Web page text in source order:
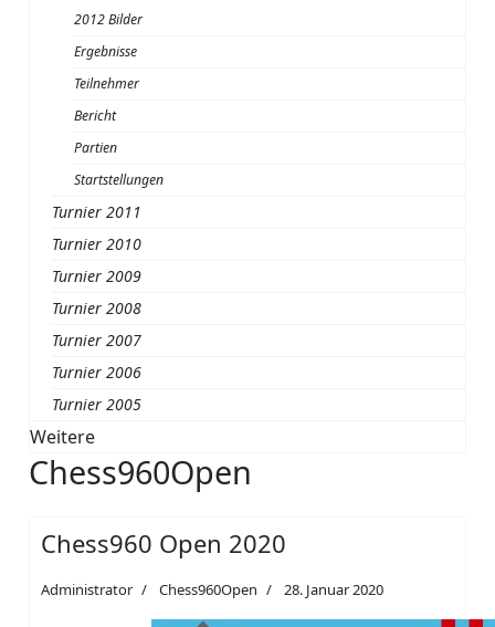
2012 Bilder
Ergebnisse
Teilnehmer
Bericht
Partien
Startstellungen
Turnier 2011
Turnier 2010
Turnier 2009
Turnier 2008
Turnier 2007
Turnier 2006
Turnier 2005
Weitere
Chess960Open
Chess960 Open 2020
Administrator Chess960Open 28. Januar 2020